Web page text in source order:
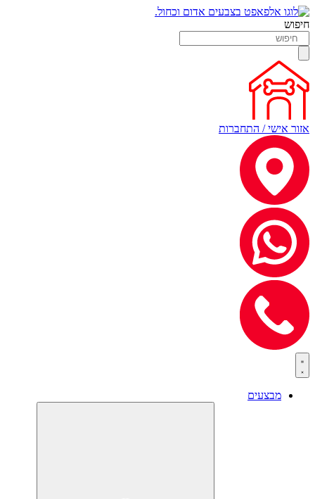
חיפוש
אזור אישי / התחברות
מבצעים